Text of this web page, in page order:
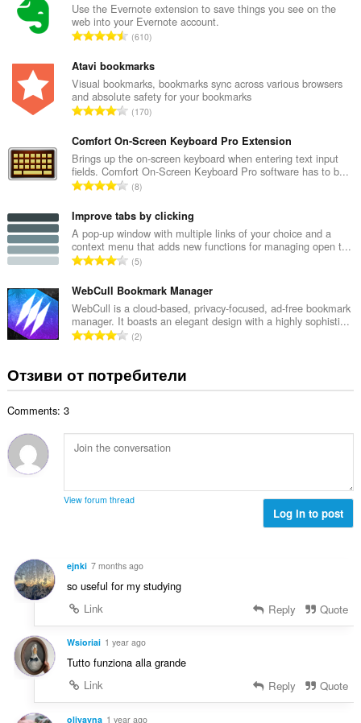
Use the Evernote extension to save things you see on the
web into your Evernote account.
О
щ
б
р
о
о
ц
е
н
к
и
:
610
Atavi bookmarks
Visual bookmarks, bookmarks sync across various browsers
and absolute safety for your bookmarks
О
щ
б
р
о
о
ц
е
н
к
и
:
170
Comfort On-Screen Keyboard Pro Extension
Brings up the on-screen keyboard when entering text input
fields. Comfort On-Screen Keyboard Pro software has to b...
О
щ
б
р
о
о
ц
е
н
и
:
8
Improve tabs by clicking
A pop-up window with multiple links of your choice and a
context menu that adds new functions for managing open t...
О
щ
б
р
о
о
ц
к
и
5
WebCull Bookmark Manager
WebCull is a cloud-based, privacy-focused, ad-free bookmark
manager. It boasts an elegant design with a highly sophisti...
О
щ
б
й
о
н
2
Отзиви от потребители
Comments: 3
View forum thread
Log in to post
ejnki 7 months ago
so useful for my studying
Link
Reply Quote
Wsioriai 1 year ago
Tutto funziona alla grande
Link
Reply Quote
oliyayna 1 year ago